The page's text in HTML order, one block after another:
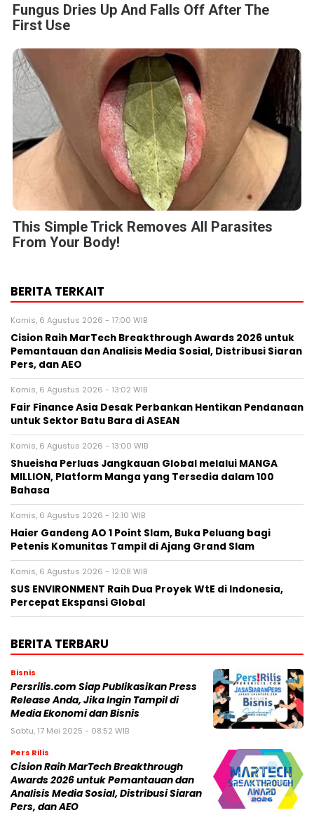
Fungus Dries Up And Falls Off After The
First Use
This Simple Trick Removes All Parasites
From Your Body!
BERITA TERKAIT
Kamis, 6 Agustus 2026 - 17:00 WIB
Cision Raih MarTech Breakthrough Awards 2026 untuk
Pemantauan dan Analisis Media Sosial, Distribusi Siaran
Pers, dan AEO
Kamis, 6 Agustus 2026 - 13:02 WIB
Fair Finance Asia Desak Perbankan Hentikan Pendanaan
untuk Sektor Batu Bara di ASEAN
Kamis, 6 Agustus 2026 - 13:00 WIB
Shueisha Perluas Jangkauan Global melalui MANGA
MILLION, Platform Manga yang Tersedia dalam 100
Bahasa
Kamis, 6 Agustus 2026 - 12:10 WIB
Haier Gandeng AO 1 Point Slam, Buka Peluang bagi
Petenis Komunitas Tampil di Ajang Grand Slam
Kamis, 6 Agustus 2026 - 12:08 WIB
SUS ENVIRONMENT Raih Dua Proyek WtE di Indonesia,
Percepat Ekspansi Global
BERITA TERBARU
Bisnis
Persrilis.com Siap Publikasikan Press
Release Anda, Jika Ingin Tampil di
Media Ekonomi dan Bisnis
Sabtu, 17 Mei 2025 - 08:52 WIB
Pers Rilis
Cision Raih MarTech Breakthrough
Awards 2026 untuk Pemantauan dan
Analisis Media Sosial, Distribusi Siaran
Pers, dan AEO